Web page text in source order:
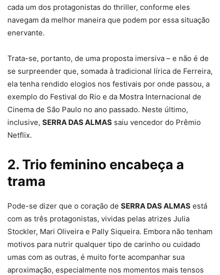
cada um dos protagonistas do thriller, conforme eles
navegam da melhor maneira que podem por essa situação
enervante.
Trata-se, portanto, de uma proposta imersiva – e não é de
se surpreender que, somada à tradicional lírica de Ferreira,
ela tenha rendido elogios nos festivais por onde passou, a
exemplo do Festival do Rio e da Mostra Internacional de
Cinema de São Paulo no ano passado. Neste último,
inclusive, SERRA DAS ALMAS saiu vencedor do Prêmio
Netflix.
2. Trio feminino encabeça a
trama
Pode-se dizer que o coração de SERRA DAS ALMAS está
com as três protagonistas, vividas pelas atrizes Julia
Stockler, Mari Oliveira e Pally Siqueira. Embora não tenham
motivos para nutrir qualquer tipo de carinho ou cuidado
umas com as outras, é muito forte acompanhar sua
aproximação, especialmente nos momentos mais tensos